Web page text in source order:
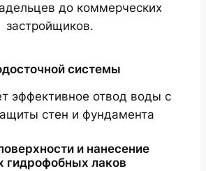
до коммерческих
застройщиков.
системы
эффективное отвод воды с
стен и фундамента
и нанесение
гидрофобных лаков